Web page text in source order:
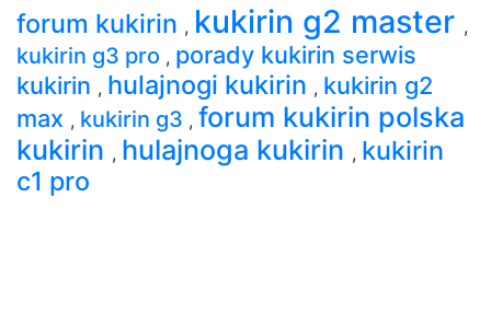
forum kukirin , kukirin g2 master ,
kukirin g3 pro , porady kukirin serwis
kukirin , hulajnogi kukirin , kukirin g2
max , kukirin g3 , forum kukirin polska
kukirin , hulajnoga kukirin , kukirin
c1 pro